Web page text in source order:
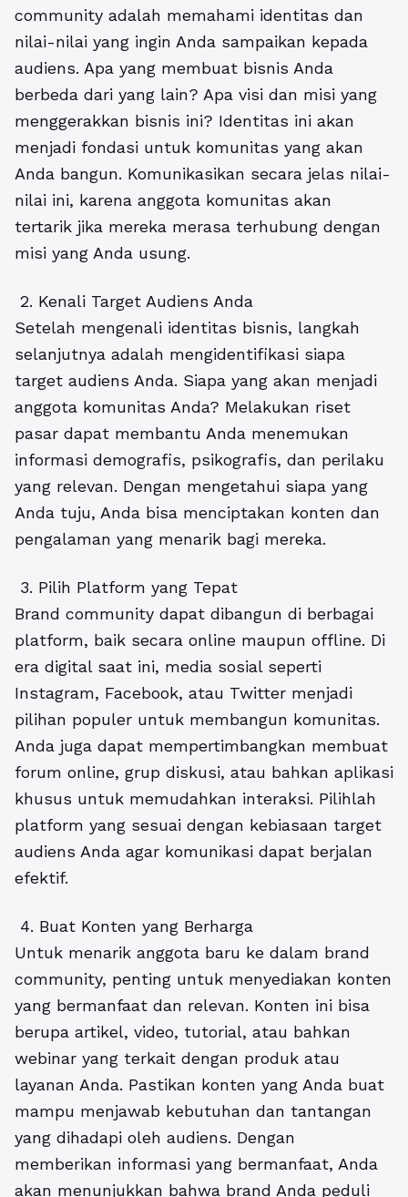
community adalah memahami identitas dan
nilai-nilai yang ingin Anda sampaikan kepada
audiens. Apa yang membuat bisnis Anda
berbeda dari yang lain? Apa visi dan misi yang
menggerakkan bisnis ini? Identitas ini akan
menjadi fondasi untuk komunitas yang akan
Anda bangun. Komunikasikan secara jelas nilai-
nilai ini, karena anggota komunitas akan
tertarik jika mereka merasa terhubung dengan
misi yang Anda usung.
2. Kenali Target Audiens Anda
Setelah mengenali identitas bisnis, langkah
selanjutnya adalah mengidentifikasi siapa
target audiens Anda. Siapa yang akan menjadi
anggota komunitas Anda? Melakukan riset
pasar dapat membantu Anda menemukan
informasi demografis, psikografis, dan perilaku
yang relevan. Dengan mengetahui siapa yang
Anda tuju, Anda bisa menciptakan konten dan
pengalaman yang menarik bagi mereka.
3. Pilih Platform yang Tepat
Brand community dapat dibangun di berbagai
platform, baik secara online maupun offline. Di
era digital saat ini, media sosial seperti
Instagram, Facebook, atau Twitter menjadi
pilihan populer untuk membangun komunitas.
Anda juga dapat mempertimbangkan membuat
forum online, grup diskusi, atau bahkan aplikasi
khusus untuk memudahkan interaksi. Pilihlah
platform yang sesuai dengan kebiasaan target
audiens Anda agar komunikasi dapat berjalan
efektif.
4. Buat Konten yang Berharga
Untuk menarik anggota baru ke dalam brand
community, penting untuk menyediakan konten
yang bermanfaat dan relevan. Konten ini bisa
berupa artikel, video, tutorial, atau bahkan
webinar yang terkait dengan produk atau
layanan Anda. Pastikan konten yang Anda buat
mampu menjawab kebutuhan dan tantangan
yang dihadapi oleh audiens. Dengan
memberikan informasi yang bermanfaat, Anda
akan menunjukkan bahwa brand Anda peduli